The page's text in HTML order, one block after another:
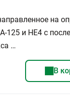
на
125 и НЕ4 с
…
В